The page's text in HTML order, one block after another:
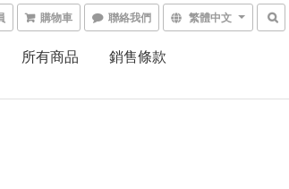
購物車 聯絡我們 繁體中文
所有商品 銷售條款